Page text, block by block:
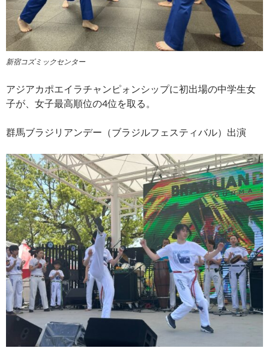
新宿コズミックセンター
アジアカポエイラチャンピォンシップに初出場の中学生女
子が、女子最高順位の4位を取る。
群馬ブラジリアンデー（ブラジルフェスティバル）出演